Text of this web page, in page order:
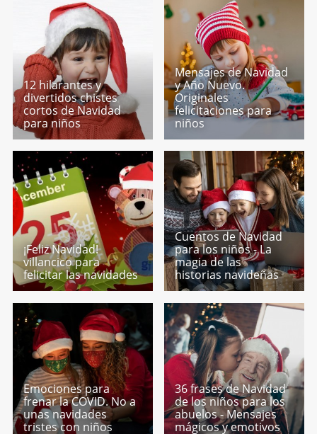
12 hilarantes y
divertidos chistes
cortos de Navidad
para niños
Mensajes de Navidad
y Año Nuevo.
Originales
felicitaciones para
niños
¡Feliz Navidad!
villancico para
felicitar las navidades
Cuentos de Navidad
para los niños - La
magia de las
historias navideñas
Emociones para
frenar la COVID. No a
unas navidades
tristes con niños
36 frases de Navidad
de los niños para los
abuelos - Mensajes
mágicos y emotivos